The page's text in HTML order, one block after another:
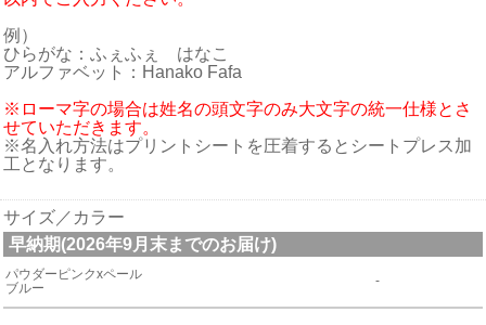
例）
ひらがな：ふぇふぇ はなこ
アルファベット：Hanako Fafa
※ローマ字の場合は姓名の頭文字のみ大文字の統一仕様とさ
せていただきます。
※名入れ方法はプリントシートを圧着するとシートプレス加
工となります。
サイズ／カラー
早納期(2026年9月末までのお届け)
パウダーピンクxペール
ブルー
-